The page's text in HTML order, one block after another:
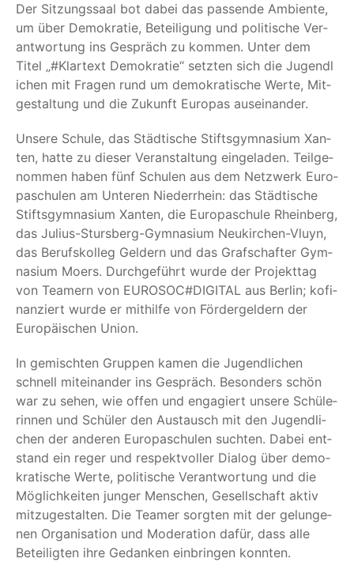
Der Sit­zungs­saal bot dabei das pas­sen­de Ambi­en­te,
um über Demo­kra­tie, Betei­li­gung und poli­ti­sche Ver­
ant­wor­tung ins Gespräch zu kom­men. Unter dem
Titel „#Klar­text Demo­kra­tie“ setz­ten sich die Jugend­l
i­chen mit Fra­gen rund um demo­kra­ti­sche Wer­te, Mit­
ge­stal­tung und die Zukunft Euro­pas auseinander.
Unse­re Schu­le, das Städ­ti­sche Stifts­gym­na­si­um Xan­
ten, hat­te zu die­ser Ver­an­stal­tung ein­ge­la­den. Teil­ge­
nom­men haben fünf Schu­len aus dem Netz­werk Euro­
pa­schu­len am Unte­ren Nie­der­rhein: das Städ­ti­sche
Stifts­gym­na­si­um Xan­ten, die Euro­pa­schu­le Rhein­berg,
das Juli­us-Sturs­berg-Gym­na­si­um Neu­kir­chen-Vluyn,
das Berufs­kol­leg Gel­dern und das Graf­schaf­ter Gym­
na­si­um Moers. Durch­ge­führt wur­de der Pro­jekt­tag
von Team­ern von EUROSOC#DIGITAL aus Ber­lin; kofi­
nan­ziert wur­de er mit­hil­fe von För­der­gel­dern der
Euro­päi­schen Union.
In gemisch­ten Grup­pen kamen die Jugend­li­chen
schnell mit­ein­an­der ins Gespräch. Beson­ders schön
war zu sehen, wie offen und enga­giert unse­re Schü­le­
rin­nen und Schü­ler den Aus­tausch mit den Jugend­li­
chen der ande­ren Euro­pa­schu­len such­ten. Dabei ent­
stand ein reger und respekt­vol­ler Dia­log über demo­
kra­ti­sche Wer­te, poli­ti­sche Ver­ant­wor­tung und die
Mög­lich­kei­ten jun­ger Men­schen, Gesell­schaft aktiv
mit­zu­ge­stal­ten. Die Team­er sorg­ten mit der gelun­ge­
nen Orga­ni­sa­ti­on und Mode­ra­ti­on dafür, dass alle
Betei­lig­ten ihre Gedan­ken ein­brin­gen konnten.